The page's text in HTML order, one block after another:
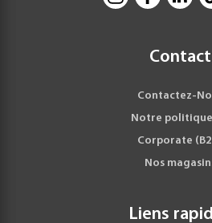
Contact
Contactez-
Notre politique
Corporate
Nos
Liens